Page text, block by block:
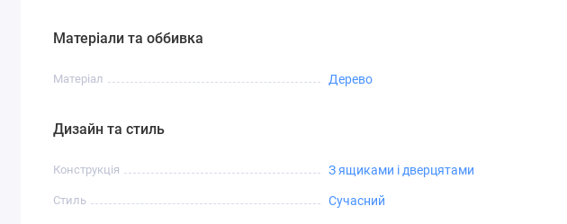
Матеріали та оббивка
Матеріал Дерево
Дизайн та стиль
Конструкція З ящиками і дверцятами
Стиль Сучасний